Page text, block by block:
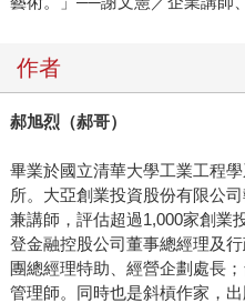
作者
郝旭烈（郝哥）
畢業於國立清華大學工業工程
所。大亞創業投資股份有限公
兼講師，評估超過1,000家創業
登金融控股公司董事總經理及
團總經理特助、經營企劃處長
管理師。同時也是斜槓作家，